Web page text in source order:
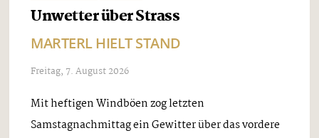
Unwetter über Strass
MARTERL HIELT STAND
Freitag, 7. August 2026
Mit heftigen Windböen zog letzten
Samstagnachmittag ein Gewitter über das vordere